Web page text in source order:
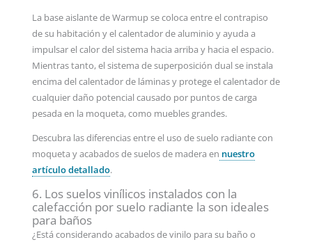
La base aislante de Warmup se coloca entre el contrapiso
de su habitación y el calentador de aluminio y ayuda a
impulsar el calor del sistema hacia arriba y hacia el espacio.
Mientras tanto, el sistema de superposición dual se instala
encima del calentador de láminas y protege el calentador de
cualquier daño potencial causado por puntos de carga
pesada en la moqueta, como muebles grandes.
Descubra las diferencias entre el uso de suelo radiante con
moqueta y acabados de suelos de madera en nuestro
artículo detallado.
6. Los suelos vinílicos instalados con la
calefacción por suelo radiante la son ideales
para baños
¿Está considerando acabados de vinilo para su baño o